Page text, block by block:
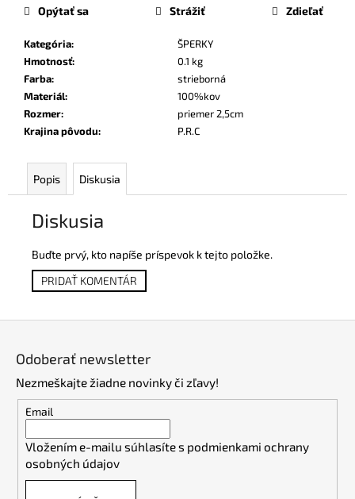
Kategória:
ŠPERKY
Hmotnosť:
0.1 kg
Farba:
strieborná
Materiál:
100%kov
Rozmer:
priemer 2,5cm
Krajina pôvodu: P.R.C
Opýtať sa Strážiť Zdieľať
Popis Diskusia
Diskusia
Buďte prvý, kto napíše príspevok k tejto položke.
PRIDAŤ KOMENTÁR
Odoberať newsletter
Nezmeškajte žiadne novinky či zľavy!
Email
Vložením e-mailu súhlasíte s podmienkami ochrany
osobných údajov